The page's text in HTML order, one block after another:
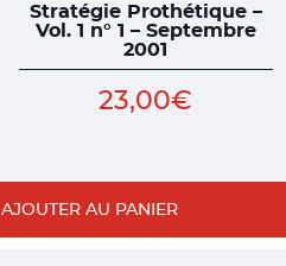
Stratégie Prothétique –
Vol. 1 n° 1 – Septembre
2001
23,00€
AJOUTER AU PANIER